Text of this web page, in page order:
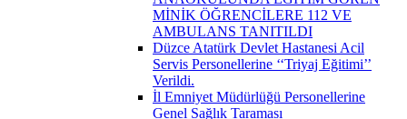
MİNİK ÖĞRENCİLERE 112 VE
AMBULANS TANITILDI
Düzce Atatürk Devlet Hastanesi Acil
Servis Personellerine ‘‘Triyaj Eğitimi’’
Verildi.
İl Emniyet Müdürlüğü Personellerine
Genel Sağlık Taraması